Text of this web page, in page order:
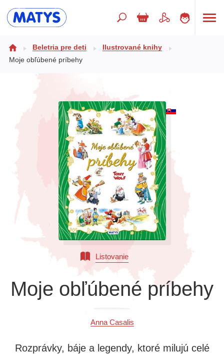
Doplnkový sortiment
Populárno - náučné pre deti
Výchova a pedagogika
Všetky kategórie
Beletria pre deti
Ilustrované knihy
Moje obľúbené príbehy
Listovanie
Moje obľúbené príbehy
Anna Casalis
Rozprávky, báje a legendy, ktoré milujú celé